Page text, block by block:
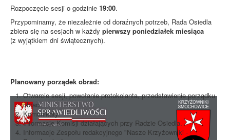
Rozpoczęcie sesji o godzinie 19:00.
Przypominamy, że niezależnie od doraźnych potrzeb, Rada Osiedla
zbiera się na sesjach w każdy pierwszy poniedziałek miesiąca
(z wyjątkiem dni świątecznych).
Planowany porządek obrad:
Otwarcie sesji, powołanie protokolanta, przedstawienie porządku
obrad.
Komunikaty.
Informacje Komisji działających przy Radzie Osiedla.
Informacje Zespołu redakcyjnego "Nasze Krzyżowniki -